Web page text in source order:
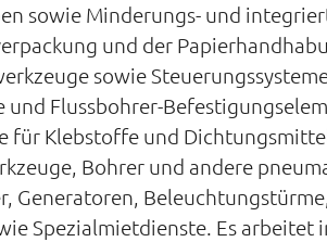
sowie Minderungs- und
und der
sowie
Flussbohrer-
für Klebstoffe und
Bohrer und andere
Generatoren,
Spezialmietdienste. Es arbeitet